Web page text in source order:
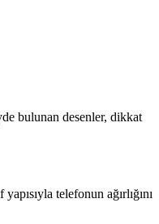
bulunan desenler, dikkat
telefonun ağırlığını